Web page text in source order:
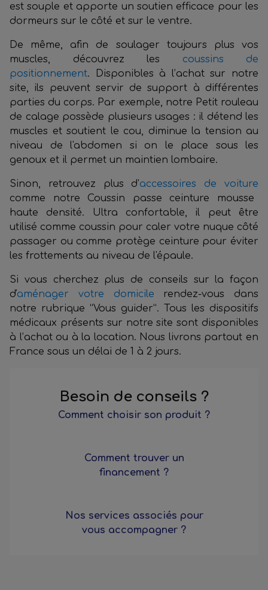
est souple et apporte un soutien efficace pour les
dormeurs sur le côté et sur le ventre.
De même, afin de soulager toujours plus vos
muscles, découvrez les coussins de
positionnement. Disponibles à l’achat sur notre
site, ils peuvent servir de support à différentes
parties du corps. Par exemple, notre Petit rouleau
de calage possède plusieurs usages : il détend les
muscles et soutient le cou, diminue la tension au
niveau de l'abdomen si on le place sous les
genoux et il permet un maintien lombaire.
Sinon, retrouvez plus d’accessoires de voiture
comme notre Coussin passe ceinture mousse
haute densité. Ultra confortable, il peut être
utilisé comme coussin pour caler votre nuque côté
passager ou comme protège ceinture pour éviter
les frottements au niveau de l'épaule.
Si vous cherchez plus de conseils sur la façon
d'aménager votre domicile rendez-vous dans
notre rubrique “Vous guider”. Tous les dispositifs
médicaux présents sur notre site sont disponibles
à l’achat ou à la location. Nous livrons partout en
France sous un délai de 1 à 2 jours.
Besoin de conseils ?
Comment choisir son produit ?
Comment trouver un
financement ?
Nos services associés pour
vous accompagner ?